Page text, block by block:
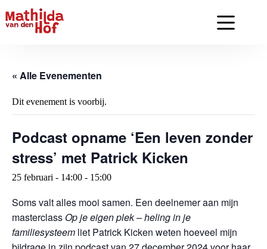
naar
de
« Alle Evenementen
Dit evenement is voorbij.
Podcast opname ‘Een leven zonder
stress’ met Patrick Kicken
25 februari - 14:00 - 15:00
Soms valt alles mooi samen. Een deelnemer aan mijn
masterclass Op je eigen plek – heling in je
familiesysteem liet Patrick Kicken weten hoeveel mijn